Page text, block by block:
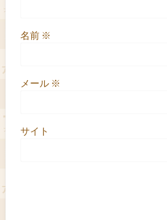
名前 ※
メール ※
サイト